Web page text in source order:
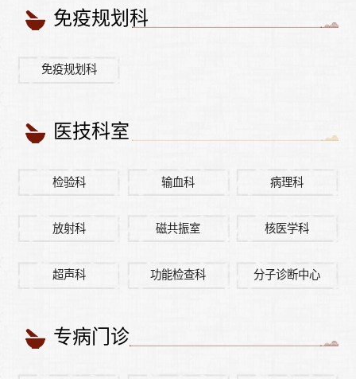
免疫规划科
免疫规划科
医技科室
检验科 输血科 病理科
放射科 磁共振室 核医学科
超声科 功能检查科 分子诊断中心
专病门诊